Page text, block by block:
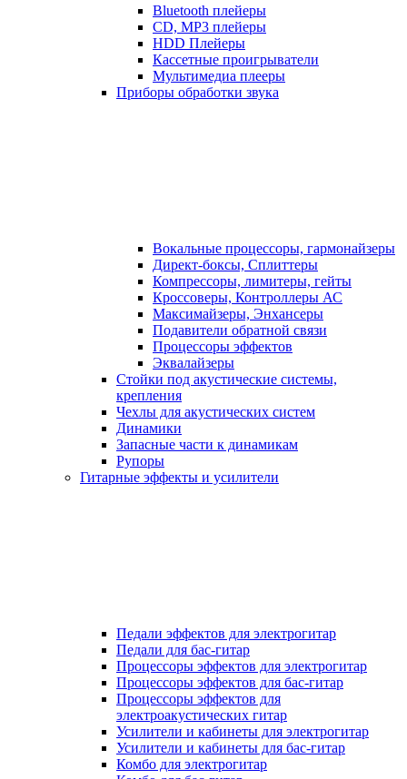
Bluetooth плейеры
CD, MP3 плейеры
HDD Плейеры
Кассетные проигрыватели
Мультимедиа плееры
Приборы обработки звука
Вокальные процессоры, гармонайзеры
Директ-боксы, Сплиттеры
Компрессоры, лимитеры, гейты
Кроссоверы, Контроллеры АС
Максимайзеры, Энхансеры
Подавители обратной связи
Процессоры эффектов
Эквалайзеры
Стойки под акустические системы,
крепления
Чехлы для акустических систем
Динамики
Запасные части к динамикам
Рупоры
Гитарные эффекты и усилители
Педали эффектов для электрогитар
Педали для бас-гитар
Процессоры эффектов для электрогитар
Процессоры эффектов для бас-гитар
Процессоры эффектов для
электроакустических гитар
Усилители и кабинеты для электрогитар
Усилители и кабинеты для бас-гитар
Комбо для электрогитар